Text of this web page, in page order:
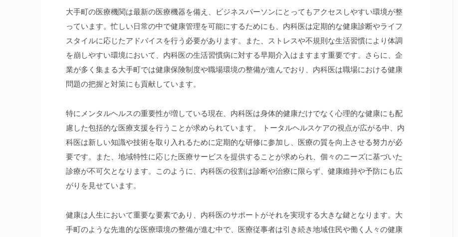
大手町の医療機関は最新の医療機器を備え、ビジネスパーソンにとってもアクセスしやすい環境が整
っています。忙しい日常の中で健康管理を可能にするためにも、内科医は定期的な健康診断やライフ
スタイルに応じたアドバイスを行う必要があります。また、ストレスや不規則な生活習慣により体調
を崩しやすい環境において、内科医の生活習慣病に対する早期介入はますます重要です。さらに、企
業が多く集まる大手町では健康保険制度や職場環境の整備が進んでおり、内科医は職場における健康
問題の把握と対策にも貢献しています。
特にメンタルヘルスの重要性が増している現在、内科医は身体的健康だけでなく心理的な健康にも配
慮した包括的な医療支援を行うことが求められています。 トータルヘルスケアの視点が広がる中、内
科医は新しい知識や技術を取り入れるために定期的な研修に参加し、医療の質を向上させる努力が必
要です。また、地域特性に応じた医療サービスを提供することが求められ、個々のニーズに基づいた
診療が不可欠となります。このように、内科医の役割は診断や治療に限らず、健康維持や予防にも広
がりを見せています。
健康は人生において重要な要素であり、内科医のサポートがそれを実現する大きな鍵となります。大
手町のような先進的な医療環境の整備が進む中で、医療従事者は引き続き地域住民や働く人々の健康